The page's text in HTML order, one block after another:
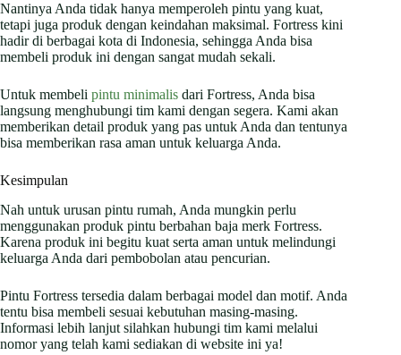
Nantinya Anda tidak hanya memperoleh pintu yang kuat,
tetapi juga produk dengan keindahan maksimal. Fortress kini
hadir di berbagai kota di Indonesia, sehingga Anda bisa
membeli produk ini dengan sangat mudah sekali.
Untuk membeli pintu minimalis dari Fortress, Anda bisa
langsung menghubungi tim kami dengan segera. Kami akan
memberikan detail produk yang pas untuk Anda dan tentunya
bisa memberikan rasa aman untuk keluarga Anda.
Kesimpulan
Nah untuk urusan pintu rumah, Anda mungkin perlu
menggunakan produk pintu berbahan baja merk Fortress.
Karena produk ini begitu kuat serta aman untuk melindungi
keluarga Anda dari pembobolan atau pencurian.
Pintu Fortress tersedia dalam berbagai model dan motif. Anda
tentu bisa membeli sesuai kebutuhan masing-masing.
Informasi lebih lanjut silahkan hubungi tim kami melalui
nomor yang telah kami sediakan di website ini ya!